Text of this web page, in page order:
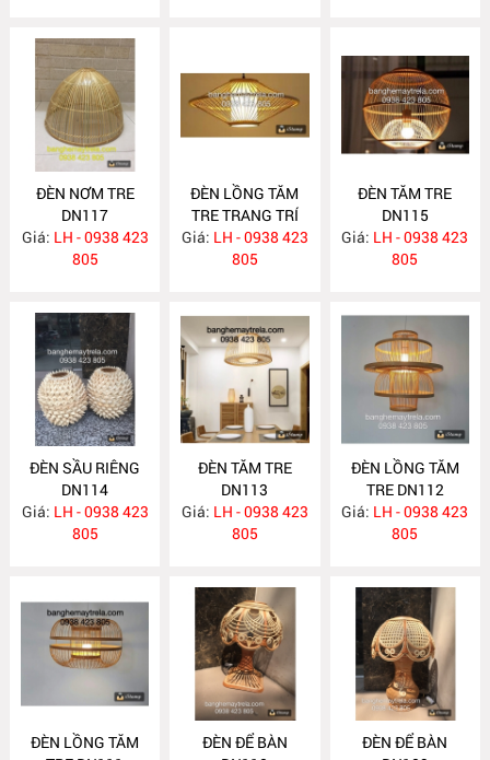
ĐÈN NƠM TRE
DN117
Giá: LH - 0938 423
805
ĐÈN LỒNG TĂM
TRE TRANG TRÍ
DN116
Giá: LH - 0938 423
805
ĐÈN TĂM TRE
DN115
Giá: LH - 0938 423
805
ĐÈN SẦU RIÊNG
DN114
Giá: LH - 0938 423
805
ĐÈN TĂM TRE
DN113
Giá: LH - 0938 423
805
ĐÈN LỒNG TĂM
TRE DN112
Giá: LH - 0938 423
805
ĐÈN LỒNG TĂM
ĐÈN ĐỂ BÀN
ĐÈN ĐỂ BÀN